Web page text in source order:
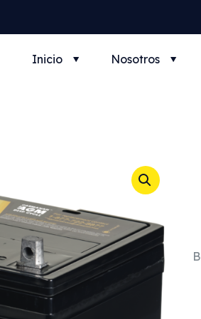
Inicio Nosotros